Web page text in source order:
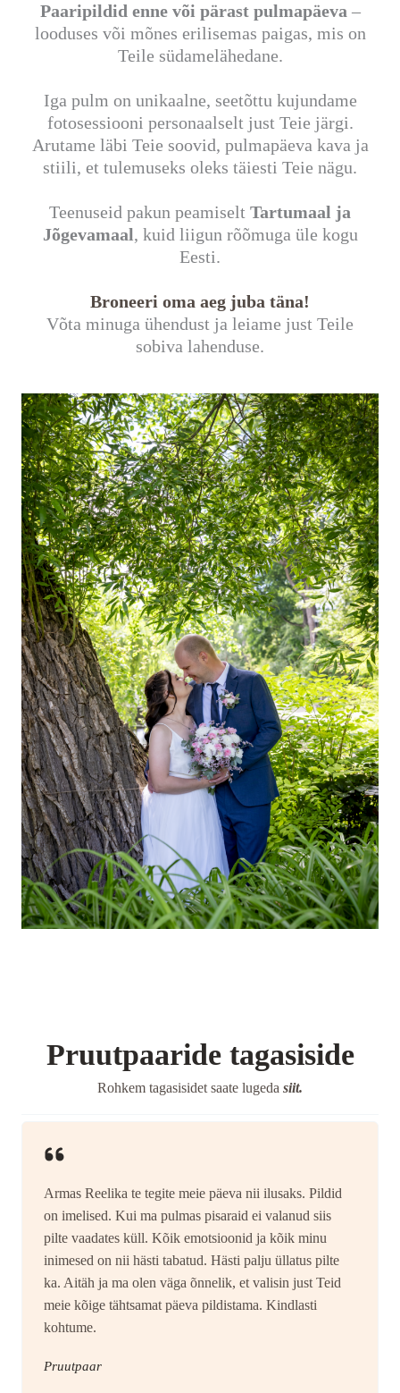
Paaripildid enne või pärast pulmapäeva –
looduses või mõnes erilisemas paigas, mis on
Teile südamelähedane.
Iga pulm on unikaalne, seetõttu kujundame
fotosessiooni personaalselt just Teie järgi.
Arutame läbi Teie soovid, pulmapäeva kava ja
stiili, et tulemuseks oleks täiesti Teie nägu.
Teenuseid pakun peamiselt Tartumaal ja
Jõgevamaal, kuid liigun rõõmuga üle kogu
Eesti.
Broneeri oma aeg juba täna!
Võta minuga ühendust ja leiame just Teile
sobiva lahenduse.
Pruutpaaride tagasiside
Rohkem tagasisidet saate lugeda siit.
Armas Reelika te tegite meie päeva nii ilusaks. Pildid
on imelised. Kui ma pulmas pisaraid ei valanud siis
pilte vaadates küll. Kõik emotsioonid ja kõik minu
inimesed on nii hästi tabatud. Hästi palju üllatus pilte
ka. Aitäh ja ma olen väga õnnelik, et valisin just Teid
meie kõige tähtsamat päeva pildistama. Kindlasti
kohtume.
Pruutpaar